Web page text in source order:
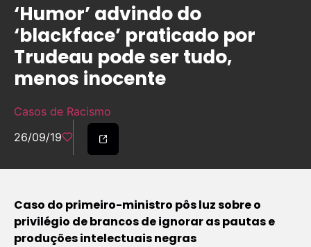
‘Humor’ advindo do
‘blackface’ praticado por
Trudeau pode ser tudo,
menos inocente
Casos de Racismo
26/09/19
Caso do primeiro-ministro pôs luz sobre o
privilégio de brancos de ignorar as pautas e
produções intelectuais negras